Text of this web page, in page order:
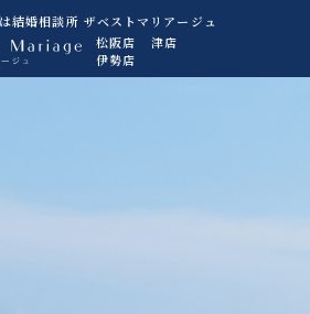
結婚相談所 ザベストマリアージュ
松阪店
津店
伊勢店